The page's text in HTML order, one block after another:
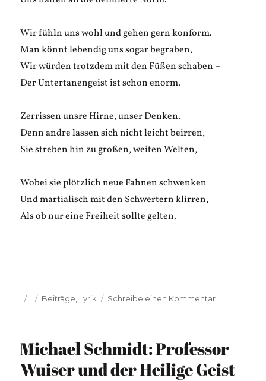
Wir fühln uns wohl und gehen gern konform.
Man könnt lebendig uns sogar begraben,
Wir würden trotzdem mit den Füßen schaben –
Der Untertanengeist ist schon enorm.
Zerrissen unsre Hirne, unser Denken.
Denn andre lassen sich nicht leicht beirren,
Sie streben hin zu großen, weiten Welten,
Wobei sie plötzlich neue Fahnen schwenken
Und martialisch mit den Schwertern klirren,
Als ob nur eine Freiheit sollte gelten.
Veröffentlicht
Kategorien
Beiträge Lyrik Schreibe einen Kommentarzu
Michael Schmidt: Professor
Wuiser und der Heilige Geist